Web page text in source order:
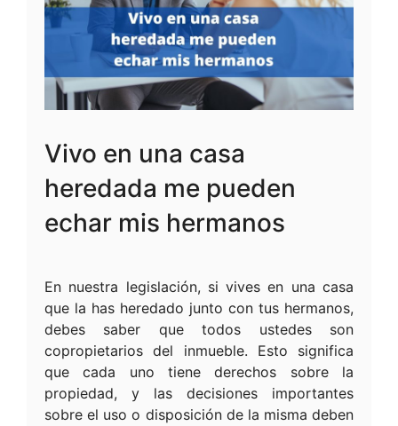
Vivo en una casa
heredada me pueden
echar mis hermanos
En nuestra legislación, si vives en una casa
que la has heredado junto con tus hermanos,
debes saber que todos ustedes son
copropietarios del inmueble. Esto significa
que cada uno tiene derechos sobre la
propiedad, y las decisiones importantes
sobre el uso o disposición de la misma deben